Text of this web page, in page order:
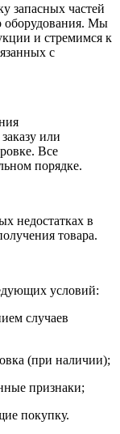
запасных частей
оборудования. Мы
и стремимся к
с
или
Все
порядке.
недостатках в
товара.
условий:
случаев
(при наличии);
признаки;
покупку.